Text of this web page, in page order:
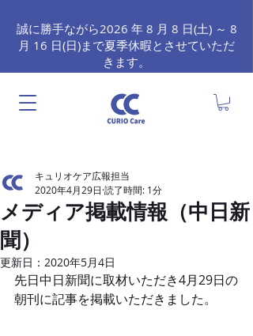
誠に勝手ながら2026 年 8 月 8 日(土) ～ 8
月 16 日(日)まで夏季休暇とさせていただ
きます。
メディア掲載情報（中日新
聞）
キュリオケア広報担当
2020年4月29日 読了時間: 1分
更新日： 2020年5月4日
先日中日新聞に取材いただき4月29日の
朝刊に記事を掲載いただきました。